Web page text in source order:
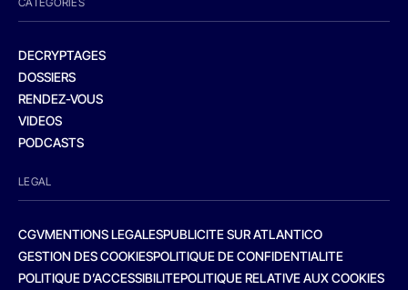
DECRYPTAGES
DOSSIERS
RENDEZ-VOUS
VIDEOS
PODCASTS
LEGAL
CGVMENTIONS LEGALESPUBLICITE SUR ATLANTICO
GESTION DES COOKIESPOLITIQUE DE CONFIDENTIALITE
POLITIQUE D’ACCESSIBILITEPOLITIQUE RELATIVE AUX COOKIES